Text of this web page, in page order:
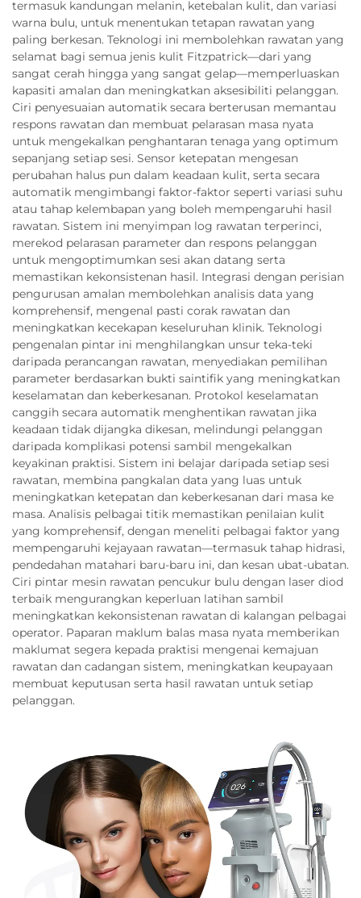
termasuk kandungan melanin, ketebalan kulit, dan variasi
warna bulu, untuk menentukan tetapan rawatan yang
paling berkesan. Teknologi ini membolehkan rawatan yang
selamat bagi semua jenis kulit Fitzpatrick—dari yang
sangat cerah hingga yang sangat gelap—memperluaskan
kapasiti amalan dan meningkatkan aksesibiliti pelanggan.
Ciri penyesuaian automatik secara berterusan memantau
respons rawatan dan membuat pelarasan masa nyata
untuk mengekalkan penghantaran tenaga yang optimum
sepanjang setiap sesi. Sensor ketepatan mengesan
perubahan halus pun dalam keadaan kulit, serta secara
automatik mengimbangi faktor-faktor seperti variasi suhu
atau tahap kelembapan yang boleh mempengaruhi hasil
rawatan. Sistem ini menyimpan log rawatan terperinci,
merekod pelarasan parameter dan respons pelanggan
untuk mengoptimumkan sesi akan datang serta
memastikan kekonsistenan hasil. Integrasi dengan perisian
pengurusan amalan membolehkan analisis data yang
komprehensif, mengenal pasti corak rawatan dan
meningkatkan kecekapan keseluruhan klinik. Teknologi
pengenalan pintar ini menghilangkan unsur teka-teki
daripada perancangan rawatan, menyediakan pemilihan
parameter berdasarkan bukti saintifik yang meningkatkan
keselamatan dan keberkesanan. Protokol keselamatan
canggih secara automatik menghentikan rawatan jika
keadaan tidak dijangka dikesan, melindungi pelanggan
daripada komplikasi potensi sambil mengekalkan
keyakinan praktisi. Sistem ini belajar daripada setiap sesi
rawatan, membina pangkalan data yang luas untuk
meningkatkan ketepatan dan keberkesanan dari masa ke
masa. Analisis pelbagai titik memastikan penilaian kulit
yang komprehensif, dengan meneliti pelbagai faktor yang
mempengaruhi kejayaan rawatan—termasuk tahap hidrasi,
pendedahan matahari baru-baru ini, dan kesan ubat-ubatan.
Ciri pintar mesin rawatan pencukur bulu dengan laser diod
terbaik mengurangkan keperluan latihan sambil
meningkatkan kekonsistenan rawatan di kalangan pelbagai
operator. Paparan maklum balas masa nyata memberikan
maklumat segera kepada praktisi mengenai kemajuan
rawatan dan cadangan sistem, meningkatkan keupayaan
membuat keputusan serta hasil rawatan untuk setiap
pelanggan.